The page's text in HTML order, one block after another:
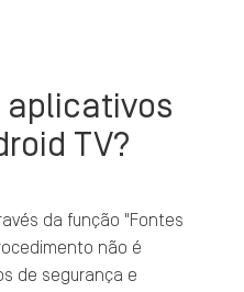
aplicativos
TV?
da função "Fontes
não é
de segurança e